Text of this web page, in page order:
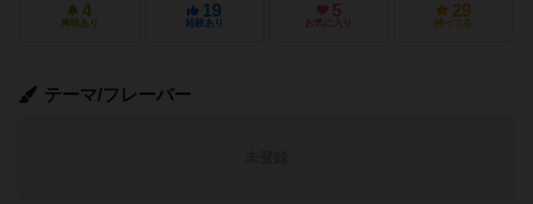
4
興味あり
19
経験あり
5
お気に入り
29
持ってる
テーマ/フレーバー